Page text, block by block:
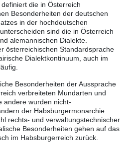
die in Österreich
Besonderheiten der deutschen
in der hochdeutschen
sind die in Österreich
alemannischen Dialekte.
österreichischen Standardsprache
Dialektkontinuum, auch im
Besonderheiten der Aussprache
verbreiteten Mundarten und
andere wurden nicht-
der Habsburgermonarchie
rechts- und verwaltungstechnischer
Besonderheiten gehen auf das
im Habsburgerreich zurück.